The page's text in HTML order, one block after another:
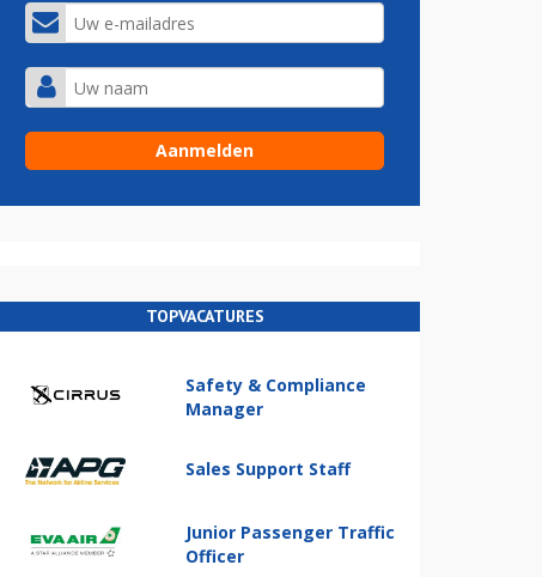
TOPVACATURES
Safety & Compliance
Manager
Sales Support Staff
Junior Passenger Traffic
Officer